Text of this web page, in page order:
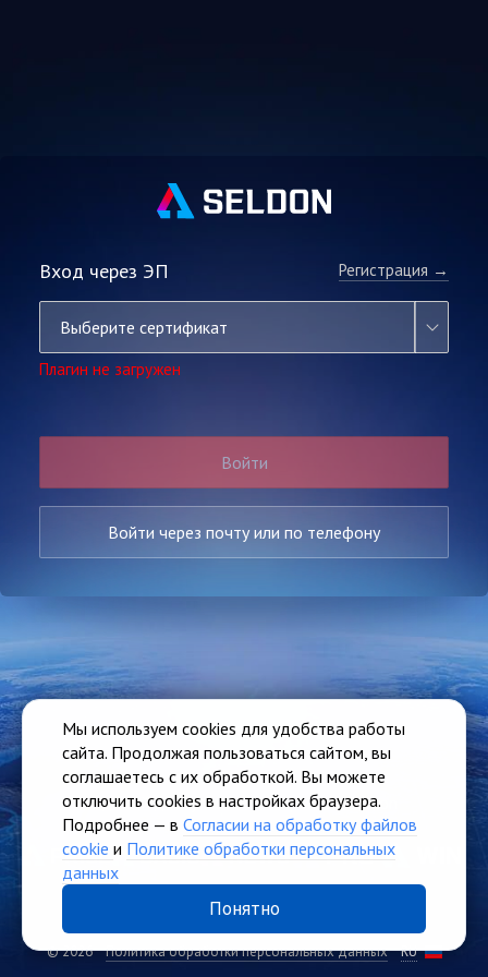
Вход через ЭП Регистрация →
Выберите сертификат
Плагин не загружен
Войти
Войти через почту или по телефону
Единый доступ ко всем сервисам Seldon
© 2026 Политика обработки персональных данных RU
Мы используем cookies для удобства работы
сайта. Продолжая пользоваться сайтом, вы
соглашаетесь с их обработкой. Вы можете
отключить cookies в настройках браузера.
Подробнее — в Согласии на обработку файлов
cookie и Политике обработки персональных
данных
Понятно